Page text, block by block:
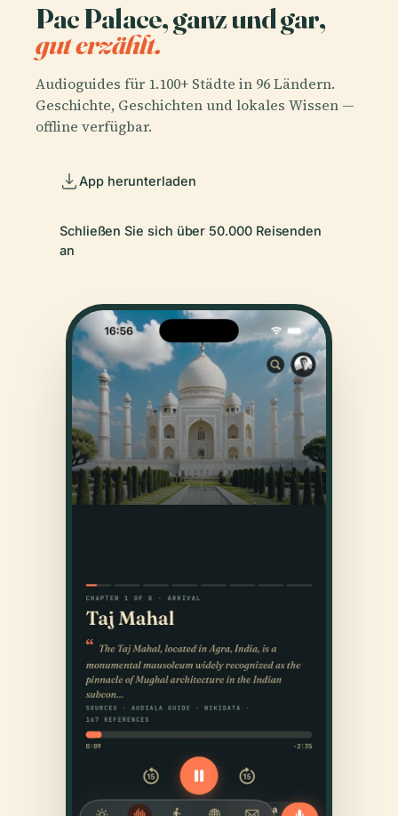
Pac Palace, ganz und gar,
gut erzählt.
Audioguides für 1.100+ Städte in 96 Ländern.
Geschichte, Geschichten und lokales Wissen —
offline verfügbar.
App herunterladen
Schließen Sie sich über 50.000 Reisenden
an